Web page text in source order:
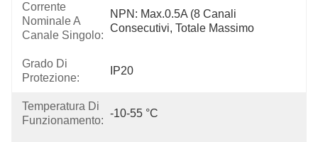
Corrente
Nominale A
Canale Singolo:
NPN: Max.0.5A (8 Canali
Consecutivi, Totale Massimo
Grado Di
Protezione:
IP20
Temperatura Di
Funzionamento:
-10-55 °C